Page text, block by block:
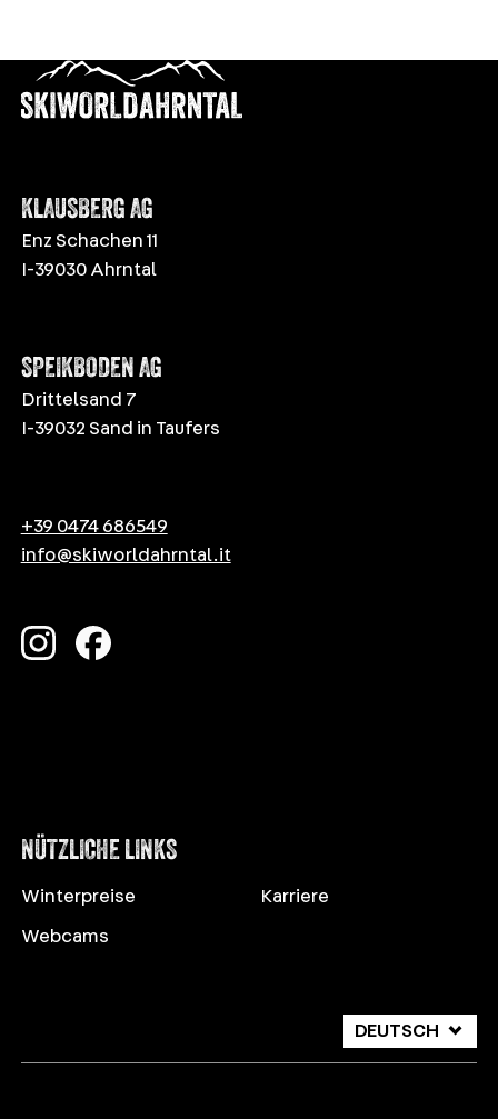
KLAUSBERG AG
Enz Schachen 11
I-39030 Ahrntal
SPEIKBODEN AG
Drittelsand 7
I-39032 Sand in Taufers
+39 0474 686549
info@skiworldahrntal.it
NÜTZLICHE LINKS
Winterpreise
Webcams
Karriere
DEUTSCH
ITALIANO